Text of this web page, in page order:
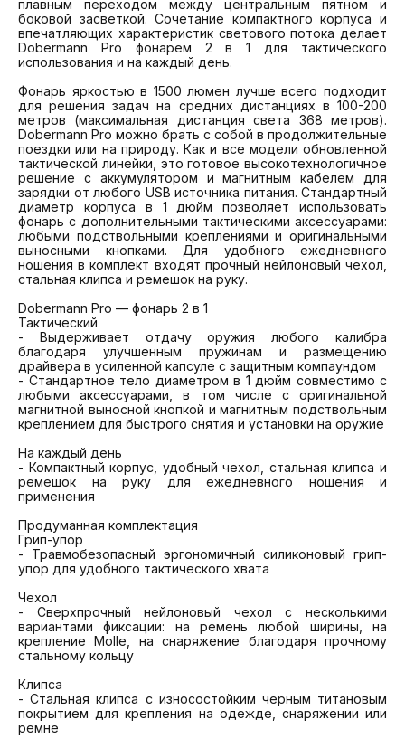
плавным переходом между центральным пятном и
боковой засветкой. Сочетание компактного корпуса и
впечатляющих характеристик светового потока делает
Dobermann Pro фонарем 2 в 1 для тактического
использования и на каждый день.
Фонарь яркостью в 1500 люмен лучше всего подходит
для решения задач на средних дистанциях в 100-200
метров (максимальная дистанция света 368 метров).
Dobermann Pro можно брать с собой в продолжительные
поездки или на природу. Как и все модели обновленной
тактической линейки, это готовое высокотехнологичное
решение с аккумулятором и магнитным кабелем для
зарядки от любого USB источника питания. Стандартный
диаметр корпуса в 1 дюйм позволяет использовать
фонарь с дополнительными тактическими аксессуарами:
любыми подствольными креплениями и оригинальными
выносными кнопками. Для удобного ежедневного
ношения в комплект входят прочный нейлоновый чехол,
стальная клипса и ремешок на руку.
Dobermann Pro — фонарь 2 в 1
Тактический
- Выдерживает отдачу оружия любого калибра
благодаря улучшенным пружинам и размещению
драйвера в усиленной капсуле с защитным компаундом
- Стандартное тело диаметром в 1 дюйм совместимо с
любыми аксессуарами, в том числе с оригинальной
магнитной выносной кнопкой и магнитным подствольным
креплением для быстрого снятия и установки на оружие
На каждый день
- Компактный корпус, удобный чехол, стальная клипса и
ремешок на руку для ежедневного ношения и
применения
Продуманная комплектация
Грип-упор
- Травмобезопасный эргономичный силиконовый грип-
упор для удобного тактического хвата
Чехол
- Сверхпрочный нейлоновый чехол с несколькими
вариантами фиксации: на ремень любой ширины, на
крепление Molle, на снаряжение благодаря прочному
стальному кольцу
Клипса
- Стальная клипса с износостойким черным титановым
покрытием для крепления на одежде, снаряжении или
ремне